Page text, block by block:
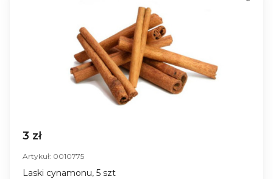
3 zł
Artykuł: 0010775
Laski cynamonu, 5 szt